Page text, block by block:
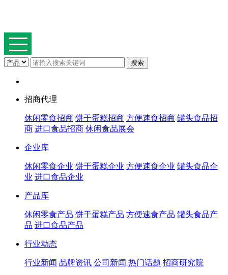
招商代理
休闲零食招商 饼干蛋糕招商 方便速食招商 罐头食品招
商 进口食品招商 休闲食品展会
企业库
休闲零食企业 饼干蛋糕企业 方便速食企业 罐头食品企
业 进口食品企业
产品库
休闲零食产品 饼干蛋糕产品 方便速食产品 罐头食品产
品 进口食品产品
行业动态
行业新闻 品牌资讯 公司新闻 热门话题 招商研究院